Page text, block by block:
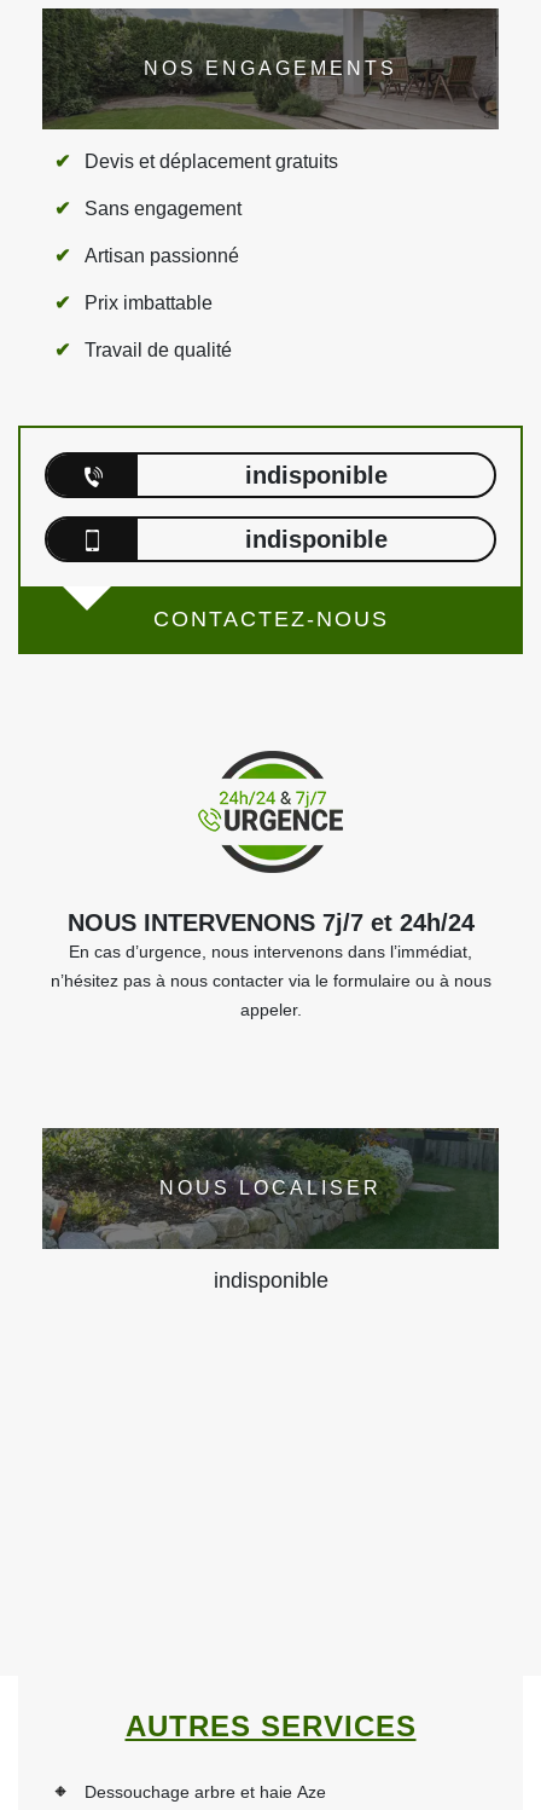
NOS ENGAGEMENTS
Devis et déplacement gratuits
Sans engagement
Artisan passionné
Prix imbattable
Travail de qualité
indisponible
indisponible
CONTACTEZ-NOUS
NOUS INTERVENONS 7j/7 et 24h/24
En cas d’urgence, nous intervenons dans l’immédiat,
n’hésitez pas à nous contacter via le formulaire ou à nous
appeler.
NOUS LOCALISER
indisponible
AUTRES SERVICES
Dessouchage arbre et haie Aze